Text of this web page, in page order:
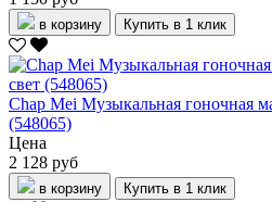
в корзину Купить в 1 клик
Chap Mei Музыкальная гоночная
(548065)
Цена
2 128 руб
в корзину Купить в 1 клик